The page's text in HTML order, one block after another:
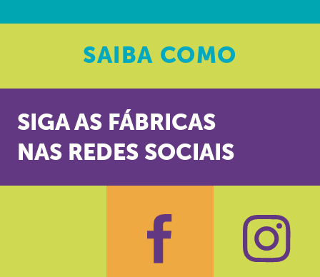
SAIBA COMO
SIGA AS FÁBRICAS
NAS REDES SOCIAIS